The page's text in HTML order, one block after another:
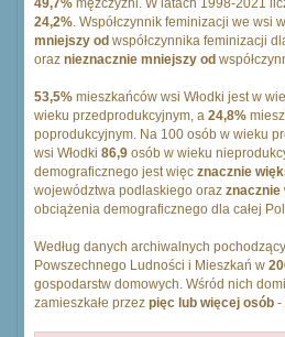
49,7% mężczyźni. W latach 1998-2021
24,2%. Współczynnik feminizacji we wsi
mniejszy od współczynnika feminizacji
oraz nieznacznie mniejszy od
53,5% mieszkańców wsi Włodki jest w
wieku przedprodukcyjnym, a 24,8%
poprodukcyjnym. Na 100 osób w wieku
wsi Włodki 86,9 osób w wieku
demograficznego jest więc znacznie
województwa podlaskiego oraz znacznie
obciążenia demograficznego dla całej
Według danych archiwalnych
Powszechnego Ludności i Mieszkań w
gospodarstw domowych. Wśród nich
zamieszkałe przez pięc lub więcej osób -